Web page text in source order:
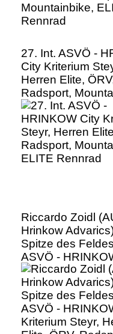
27. Int. ASVÖ -
City Kriterium
Herren Elite,
Radsport,
ELITE Rennrad
Riccardo Zoidl
Hrinkow
Spitze des
ASVÖ -
Kriterium Steyr,
Elite, ÖRV,
Mountainbike,
Rennrad